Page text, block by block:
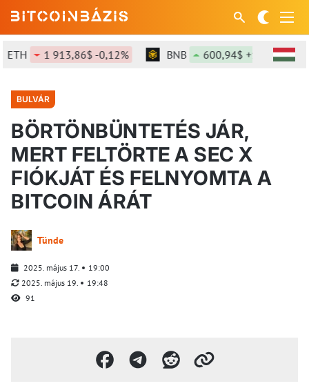
1 913,86$ -0,12% BNB 600,94$ +1,39%
BULVÁR
BÖRTÖNBÜNTETÉS JÁR,
MERT FELTÖRTE A SEC X
FIÓKJÁT ÉS FELNYOMTA A
BITCOIN ÁRÁT
Tünde
2025. május 17.
19:00
2025. május 19.
19:48
91